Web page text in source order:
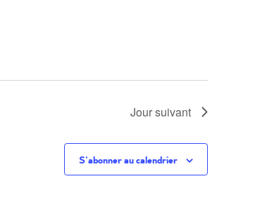
Jour suivant
S’abonner au calendrier